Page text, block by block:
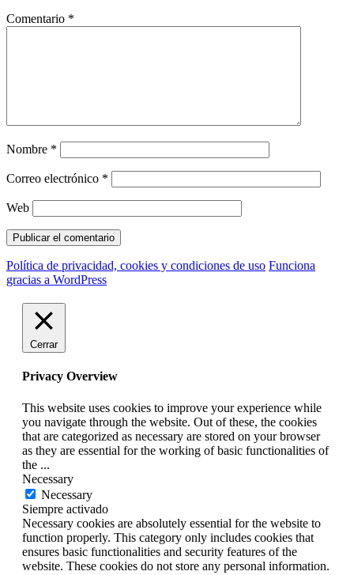
Comentario *
Nombre *
Correo electrónico *
Web
Política de privacidad, cookies y condiciones de uso Funciona
gracias a WordPress
Cerrar
Privacy Overview
This website uses cookies to improve your experience while
you navigate through the website. Out of these, the cookies
that are categorized as necessary are stored on your browser
as they are essential for the working of basic functionalities of
the ...
Necessary
Necessary
Siempre activado
Necessary cookies are absolutely essential for the website to
function properly. This category only includes cookies that
ensures basic functionalities and security features of the
website. These cookies do not store any personal information.